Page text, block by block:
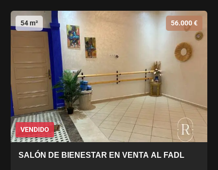
54 m² 56.000 €
VENDIDO
SALÓN DE BIENESTAR EN VENTA AL FADL